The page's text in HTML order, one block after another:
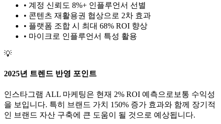
• 계정 신뢰도 8%+ 인플루언서 선별
• 콘텐츠 재활용권 협상으로 2차 효과
• 플랫폼 조합 시 최대 68% ROI 향상
• 마이크로 인플루언서 특성 활용
💡
2025년 트렌드 반영 포인트
인스타그램 ALL 마케팅은 현재 2% ROI 예측으로 보통 수익성
을 보입니다. 특히 브랜드 가치
150% 증가 효과와 함께 장기적
인 브랜드 자산 구축에 큰 도움이 될 것으로 예상됩니다.